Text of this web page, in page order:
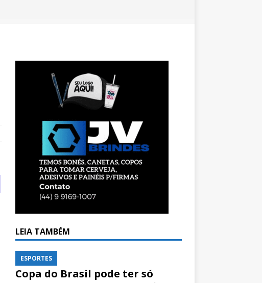
LEIA TAMBÉM
ESPORTES
Copa do Brasil pode ter só